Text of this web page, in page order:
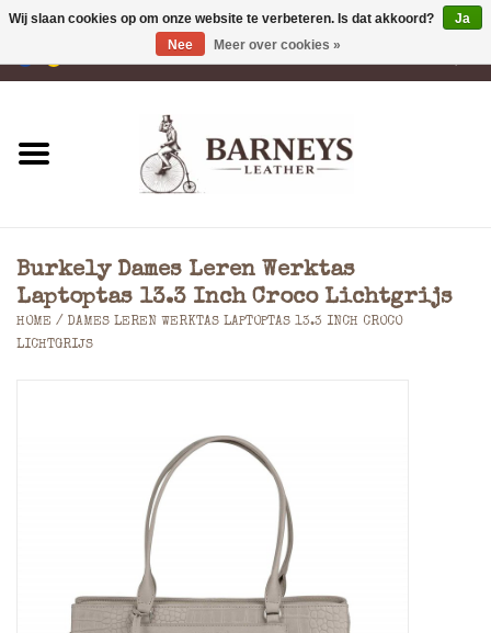
Portemonnees
Rugzakken
Schoudertassen
Burkely Dames Leren Werktas
Laptoptas 13.3 Inch Croco Lichtgrijs
HOME / DAMES LEREN WERKTAS LAPTOPTAS 13.3 INCH CROCO
LICHTGRIJS
Wij slaan cookies op om onze website te verbeteren. Is dat akkoord?
Ja
Nee
Meer over cookies »